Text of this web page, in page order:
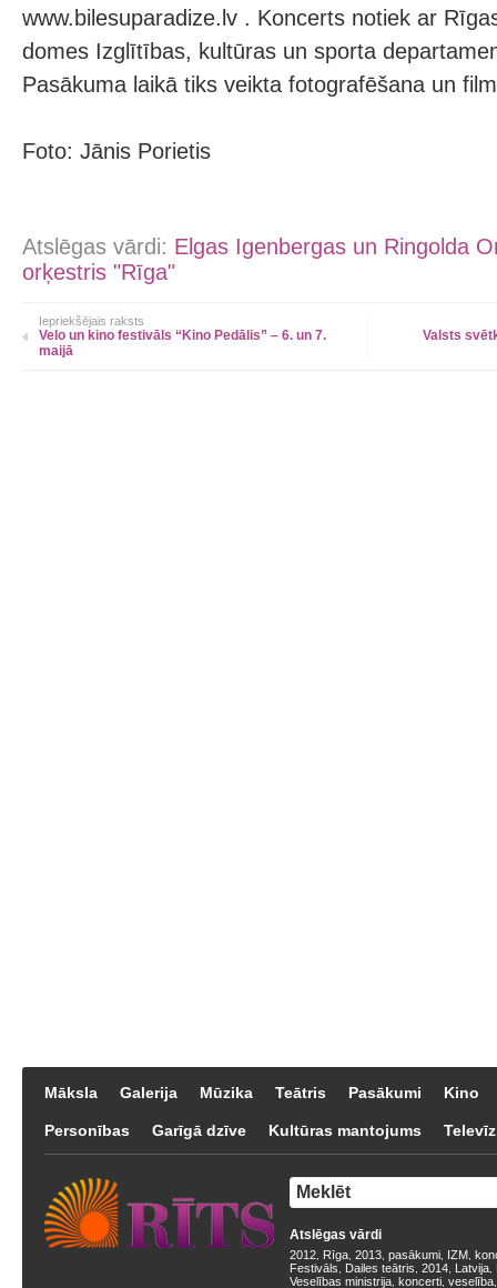
www.bilesuparadize.lv . Koncerts notiek ar
domes Izglītības, kultūras un sporta
Pasākuma laikā tiks veikta fotografēšana un
Foto: Jānis Porietis
Atslēgas vārdi: Elgas Igenbergas un Ringolda
orķestris "Rīga"
Iepriekšējais raksts
Velo un kino festivāls “Kino Pedālis” – 6. un 7.
maijā
Valsts
Māksla Galerija Mūzika Teātris Pasākumi Kino
Personības Garīgā dzīve Kultūras mantojums
Atslēgas vārdi
2012 Rīga 2013 pasākumi IZM
Festivāls
Dailes teātris 2014 Latvija
Veselības ministrija koncerti veselība